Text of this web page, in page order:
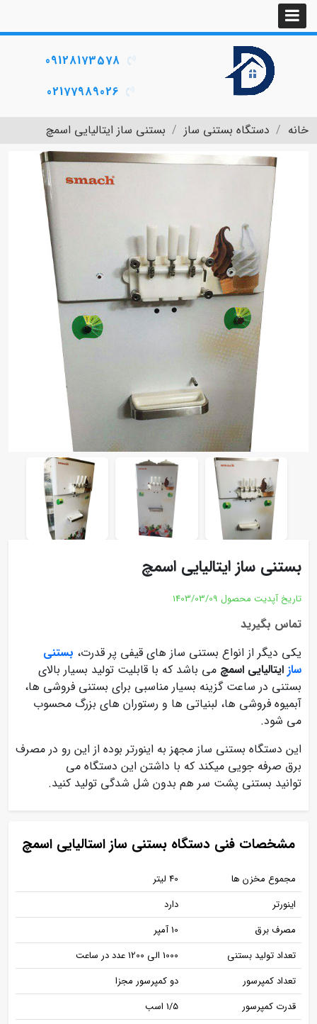
09128173578
02177989026
خانه دستگاه بستنی ساز بستنی ساز ایتالیایی اسمچ
بستنی ساز ایتالیایی اسمچ
تاریخ آپدیت محصول 1403/03/09
تماس بگیرید
یکی دیگر از انواع بستنی ساز های قیفی پر قدرت، بستنی
ساز ایتالیایی اسمچ می باشد که با قابلیت تولید بسیار بالای
بستنی در ساعت گزینه بسیار مناسبی برای بستنی فروشی ها،
آبمیوه فروشی ها، لبنیاتی ها و رستوران های بزرگ محسوب
می شود.
این دستگاه بستنی ساز مجهز به اینورتر بوده از این رو در مصرف
برق صرفه جویی میکند که با داشتن این دستگاه می
توانید بستنی پشت سر هم بدون شل شدگی تولید کنید.
مشخصات فنی دستگاه بستنی ساز استالیایی اسمچ
مجموع مخزن ها
40 لیتر
اینورتر
دارد
مصرف برق
10 آمپر
تعداد تولید بستنی
1000 الی 1200 عدد در ساعت
تعداد کمپرسور
دو کمپرسور مجزا
قدرت کمپرسور
1/5 اسب